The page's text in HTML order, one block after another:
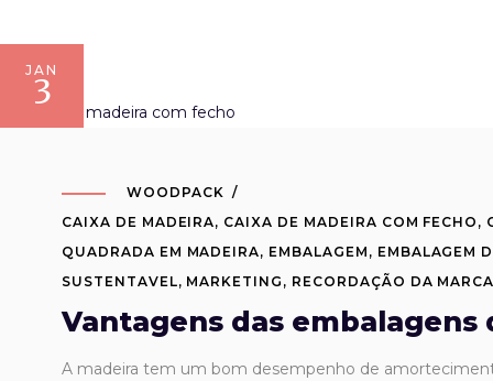
JAN
3
WOODPACK
CAIXA DE MADEIRA, CAIXA DE MADEIRA COM FECHO ,
QUADRADA EM MADEIRA, EMBALAGEM , EMBALAGEM
SUSTENTAVEL, MARKETING , RECORDAÇÃO DA
Vantagens das embalagens
A madeira tem um bom desempenho de